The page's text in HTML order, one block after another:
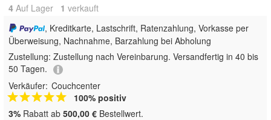
4 Auf Lager 1 verkauft
, Kreditkarte, Lastschrift, Ratenzahlung, Vorkasse per
Überweisung, Nachnahme, Barzahlung bei Abholung
Zustellung: Zustellung nach Vereinbarung. Versandfertig in 40 bis
50 Tagen.
Verkäufer: Couchcenter
100% positiv
3% Rabatt ab 500,00 € Bestellwert.